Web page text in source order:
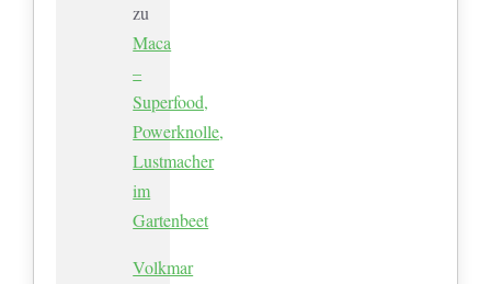
zu
Maca
–
Superfood,
Powerknolle,
Lustmacher
im
Gartenbeet
Volkmar